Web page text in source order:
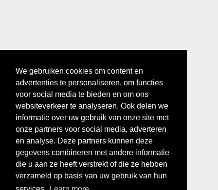
We gebruiken cookies om content en
advertenties te personaliseren, om functies
voor social media te bieden en om ons
websiteverkeer te analyseren. Ook delen we
informatie over uw gebruik van onze site met
onze partners voor social media, adverteren
en analyse. Deze partners kunnen deze
gegevens combineren met andere informatie
die u aan ze heeft verstrekt of die ze hebben
verzameld op basis van uw gebruik van hun